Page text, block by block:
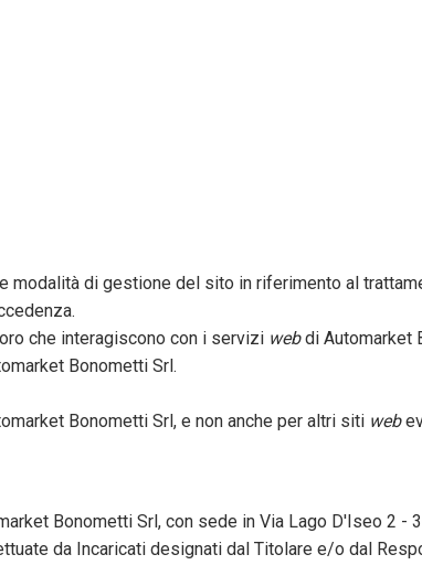
modalità di gestione del sito in riferimento al
che interagiscono con i servizi webdi Automarket
Bonometti Srl.
Bonometti Srl, e non anche per altri siti web
Bonometti Srl, con sede in Via Lago D'Iseo 2 -
da Incaricati designati dal Titolare e/o dal